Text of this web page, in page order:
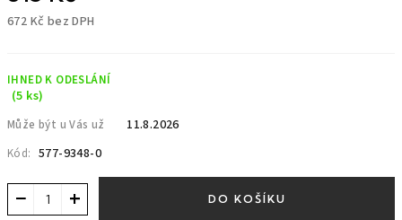
672 Kč bez DPH
IHNED K ODESLÁNÍ
(5 ks)
Může být u Vás už 11.8.2026
Kód: 577-9348-0
+
− DO KOŠÍKU